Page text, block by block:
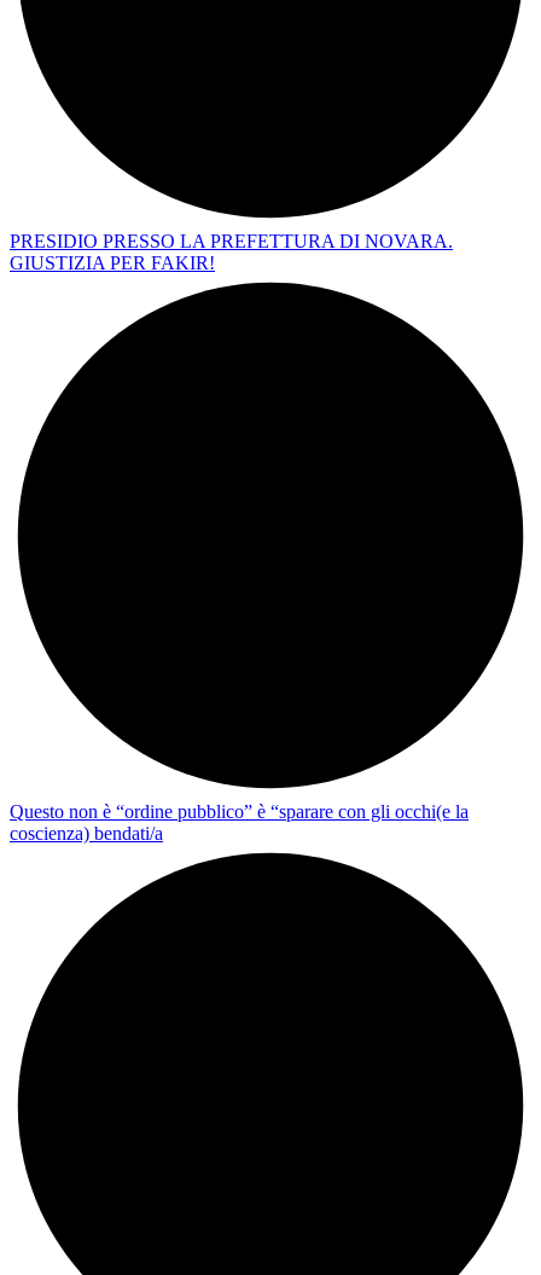
PRESIDIO PRESSO LA PREFETTURA DI NOVARA.
GIUSTIZIA PER FAKIR!
Questo non è “ordine pubblico” è “sparare con gli occhi(e la
coscienza) bendati/a